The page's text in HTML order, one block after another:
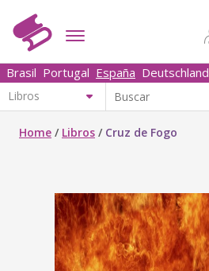
Brasil Portugal España Deutschland
Home / Libros / Cruz de Fogo